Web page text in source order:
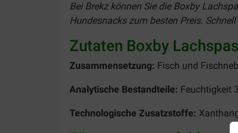
Bei Brekz können Sie die Boxby
Hundesnacks zum besten Preis.
Zutaten Boxby
Zusammensetzung: Fisch und
Analytische Bestandteile: Feuchtigkeit
Technologische Zusatzstoffe: